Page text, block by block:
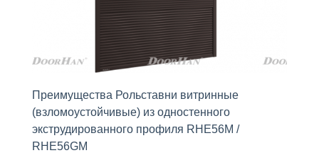
Преимущества Рольставни витринные
(взломоустойчивые) из одностенного
экструдированного профиля RHE56M /
RHE56GM